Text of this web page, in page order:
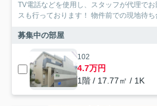
TV電話などを使用し、スタッフが代理で
スも行っております！ 物件前での現地待
募集中の部屋
102
4.7万円
1階 / 17.77㎡ / 1K